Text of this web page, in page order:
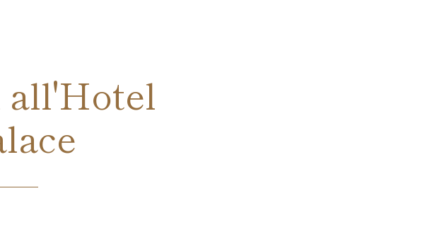
all'Hotel